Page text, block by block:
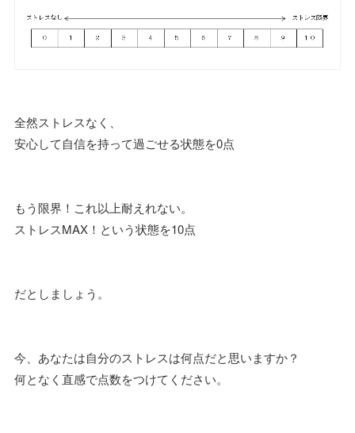
全然ストレスなく、
安心して自信を持って過ごせる状態を0点
もう限界！これ以上耐えれない。
ストレスMAX！という状態を10点
だとしましょう。
今、あなたは自分のストレスは何点だと思いますか？
何となく直感で点数をつけてください。